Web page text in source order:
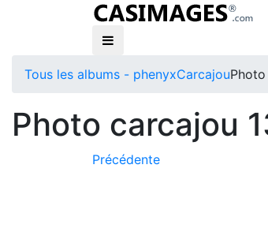
Tous les albums - phenyxCarcajou
Photo carcajou
Précédente